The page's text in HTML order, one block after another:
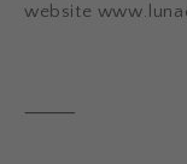
website
⸻